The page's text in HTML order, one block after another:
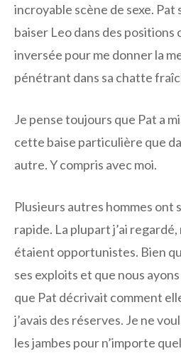
incroyable scène de sexe. Pat
baiser Leo dans des positions
inversée pour me donner la
pénétrant dans sa chatte
Je pense toujours que Pat a
cette baise particulière que
autre. Y compris avec moi.
Plusieurs autres hommes ont
rapide. La plupart j’ai
étaient opportunistes. Bien
ses exploits et que nous
que Pat décrivait comment
j’avais des réserves. Je ne
les jambes pour n’importe